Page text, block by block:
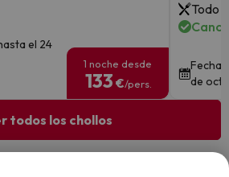
el 24
1 noche desde
133 €/pers.
Todo
de
todos los chollos